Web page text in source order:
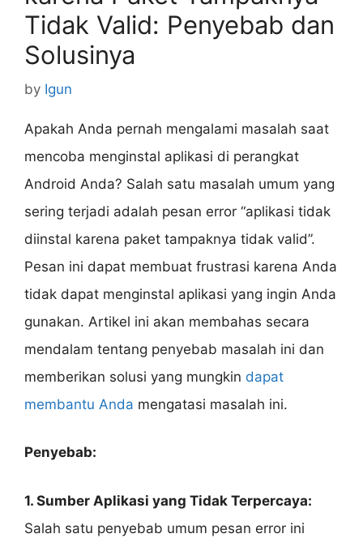
Tidak Valid: Penyebab dan
Solusinya
by Igun
Apakah Anda pernah mengalami masalah saat
mencoba menginstal aplikasi di perangkat
Android Anda? Salah satu masalah umum yang
sering terjadi adalah pesan error “aplikasi tidak
diinstal karena paket tampaknya tidak valid”.
Pesan ini dapat membuat frustrasi karena Anda
tidak dapat menginstal aplikasi yang ingin Anda
gunakan. Artikel ini akan membahas secara
mendalam tentang penyebab masalah ini dan
memberikan solusi yang mungkin dapat
membantu Anda mengatasi masalah ini.
Penyebab:
1. Sumber Aplikasi yang Tidak Terpercaya:
Salah satu penyebab umum pesan error ini